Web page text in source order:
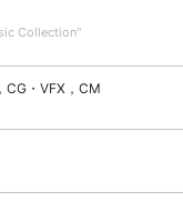
Collection"
CG・VFX，CM